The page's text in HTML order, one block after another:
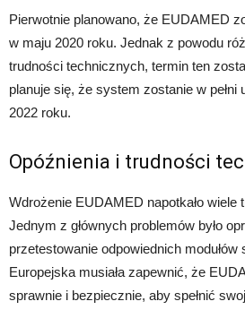
Pierwotnie planowano, że EUDAMED
w maju 2020 roku. Jednak z powodu
trudności technicznych, termin ten
planuje się, że system zostanie w
2022 roku.
Opóźnienia i trudności
Wdrożenie EUDAMED napotkało wiele
Jednym z głównych problemów było
przetestowanie odpowiednich
Europejska musiała zapewnić, że
sprawnie i bezpiecznie, aby spełnić